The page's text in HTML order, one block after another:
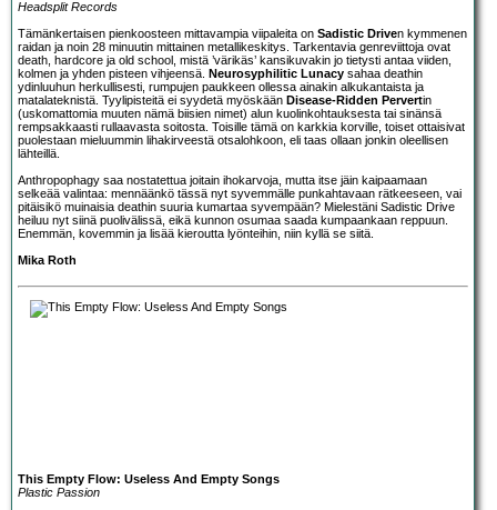
Headsplit Records
Tämänkertaisen pienkoosteen mittavampia viipaleita on Sadistic Driven kymmenen
raidan ja noin 28 minuutin mittainen metallikeskitys. Tarkentavia genreviittoja ovat
death, hardcore ja old school, mistä ’värikäs’ kansikuvakin jo tietysti antaa viiden,
kolmen ja yhden pisteen vihjeensä. Neurosyphilitic Lunacy sahaa deathin
ydinluuhun herkullisesti, rumpujen paukkeen ollessa ainakin alkukantaista ja
matalateknistä. Tyylipisteitä ei syydetä myöskään Disease-Ridden Pervertin
(uskomattomia muuten nämä biisien nimet) alun kuolinkohtauksesta tai sinänsä
rempsakkaasti rullaavasta soitosta. Toisille tämä on karkkia korville, toiset ottaisivat
puolestaan mieluummin lihakirveestä otsalohkoon, eli taas ollaan jonkin oleellisen
lähteillä.
Anthropophagy saa nostatettua joitain ihokarvoja, mutta itse jäin kaipaamaan
selkeää valintaa: mennäänkö tässä nyt syvemmälle punkahtavaan rätkeeseen, vai
pitäisikö muinaisia deathin suuria kumartaa syvempään? Mielestäni Sadistic Drive
heiluu nyt siinä puolivälissä, eikä kunnon osumaa saada kumpaankaan reppuun.
Enemmän, kovemmin ja lisää kieroutta lyönteihin, niin kyllä se siitä.
Mika Roth
This Empty Flow: Useless And Empty Songs
Plastic Passion